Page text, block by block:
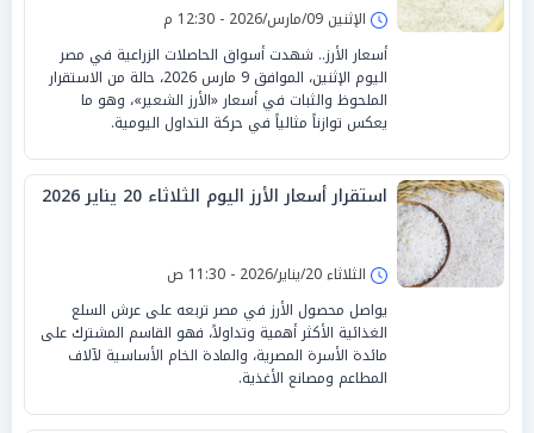
الإثنين 09/مارس/2026 - 12:30 م
أسعار الأرز.. شهدت أسواق الحاصلات الزراعية في مصر
اليوم الإثنين، الموافق 9 مارس 2026، حالة من الاستقرار
الملحوظ والثبات في أسعار «الأرز الشعير»، وهو ما
يعكس توازناً مثالياً في حركة التداول اليومية.
استقرار أسعار الأرز اليوم الثلاثاء 20 يناير 2026
الثلاثاء 20/يناير/2026 - 11:30 ص
يواصل محصول الأرز في مصر تربعه على عرش السلع
الغذائية الأكثر أهمية وتداولاً، فهو القاسم المشترك على
مائدة الأسرة المصرية، والمادة الخام الأساسية لآلاف
المطاعم ومصانع الأغذية.